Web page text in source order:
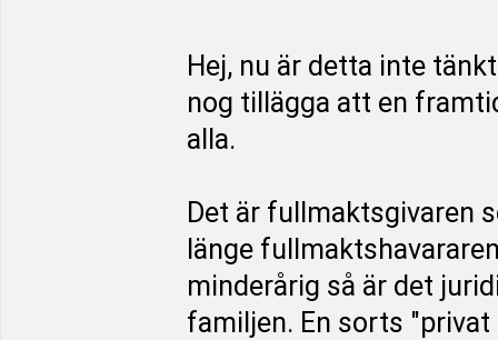
Hej, nu är detta inte
nog tillägga att en
alla.
Det är fullmaktsgivaren
länge
minderårig så är det
familjen. En sorts "privat